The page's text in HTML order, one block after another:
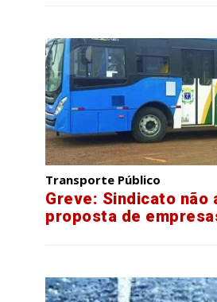
Transporte Público
Greve: Sindicato não
proposta de